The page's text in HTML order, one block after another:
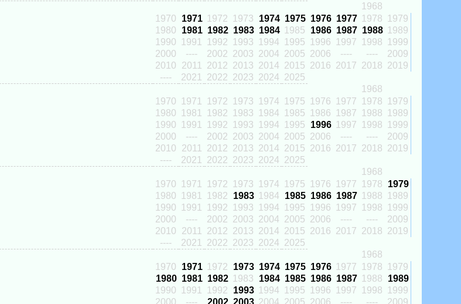
1968
1970
1971 1972 1973 1974 1975 1976 1977 1978
1979
1980
1981 1982 1983 1984 1985 1986 1987 1988 1989
1990
1991 1992 1993 1994 1995 1996 1997 1998
1999
2000
---- 2002 2003 2004 2005 2006 ---- ----
2009
2010
2011 2012 2013 2014 2015 2016 2017 2018 2019
----
2021 2022 2023 2024 2025
1968
1970
1971 1972 1973 1974 1975 1976 1977 1978
1979
1980
1981 1982 1983 1984 1985 1986 1987 1988
1989
1990
1991 1992 1993 1994 1995 1996 1997 1998
1999
2000
---- 2002 2003 2004 2005 2006 ---- ----
2009
2010
2011 2012 2013 2014 2015 2016 2017 2018 2019
----
2021 2022 2023 2024 2025
1968
1970
1971 1972 1973 1974 1975 1976 1977 1978
1979
1980
1981 1982 1983 1984 1985 1986 1987 1988
1989
1990
1991 1992 1993 1994 1995 1996 1997 1998
1999
2000
---- 2002 2003 2004 2005 2006 ---- ----
2009
2010
2011 2012 2013 2014 2015 2016 2017 2018 2019
----
2021 2022 2023 2024 2025
1968
1970
1971 1972 1973 1974 1975 1976 1977 1978
1979
1980 1981 1982 1983 1984 1985 1986 1987 1988
1989
1990
1991 1992 1993 1994 1995 1996 1997 1998
1999
2000
---- 2002 2003 2004 2005 2006 ---- ---- 2009